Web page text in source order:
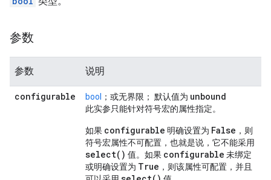
参数
参数 说明
configurable bool ；或无界限； 默认值为 unbound
此实参只能针对符号宏的属性指定。
如果 configurable 明确设置为 False ，则
符号宏属性不可配置，也就是说，它不能采用
select() 值。如果 configurable 未绑定
或明确设置为 True ，则该属性可配置，并且